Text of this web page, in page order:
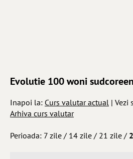
Evolutie 100 woni
Inapoi la: Curs valutar actual | Vezi
Arhiva curs valutar
Perioada: 7 zile / 14 zile / 21 zile /